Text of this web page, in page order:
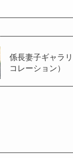
係長妻子ギャラ
コレーション）